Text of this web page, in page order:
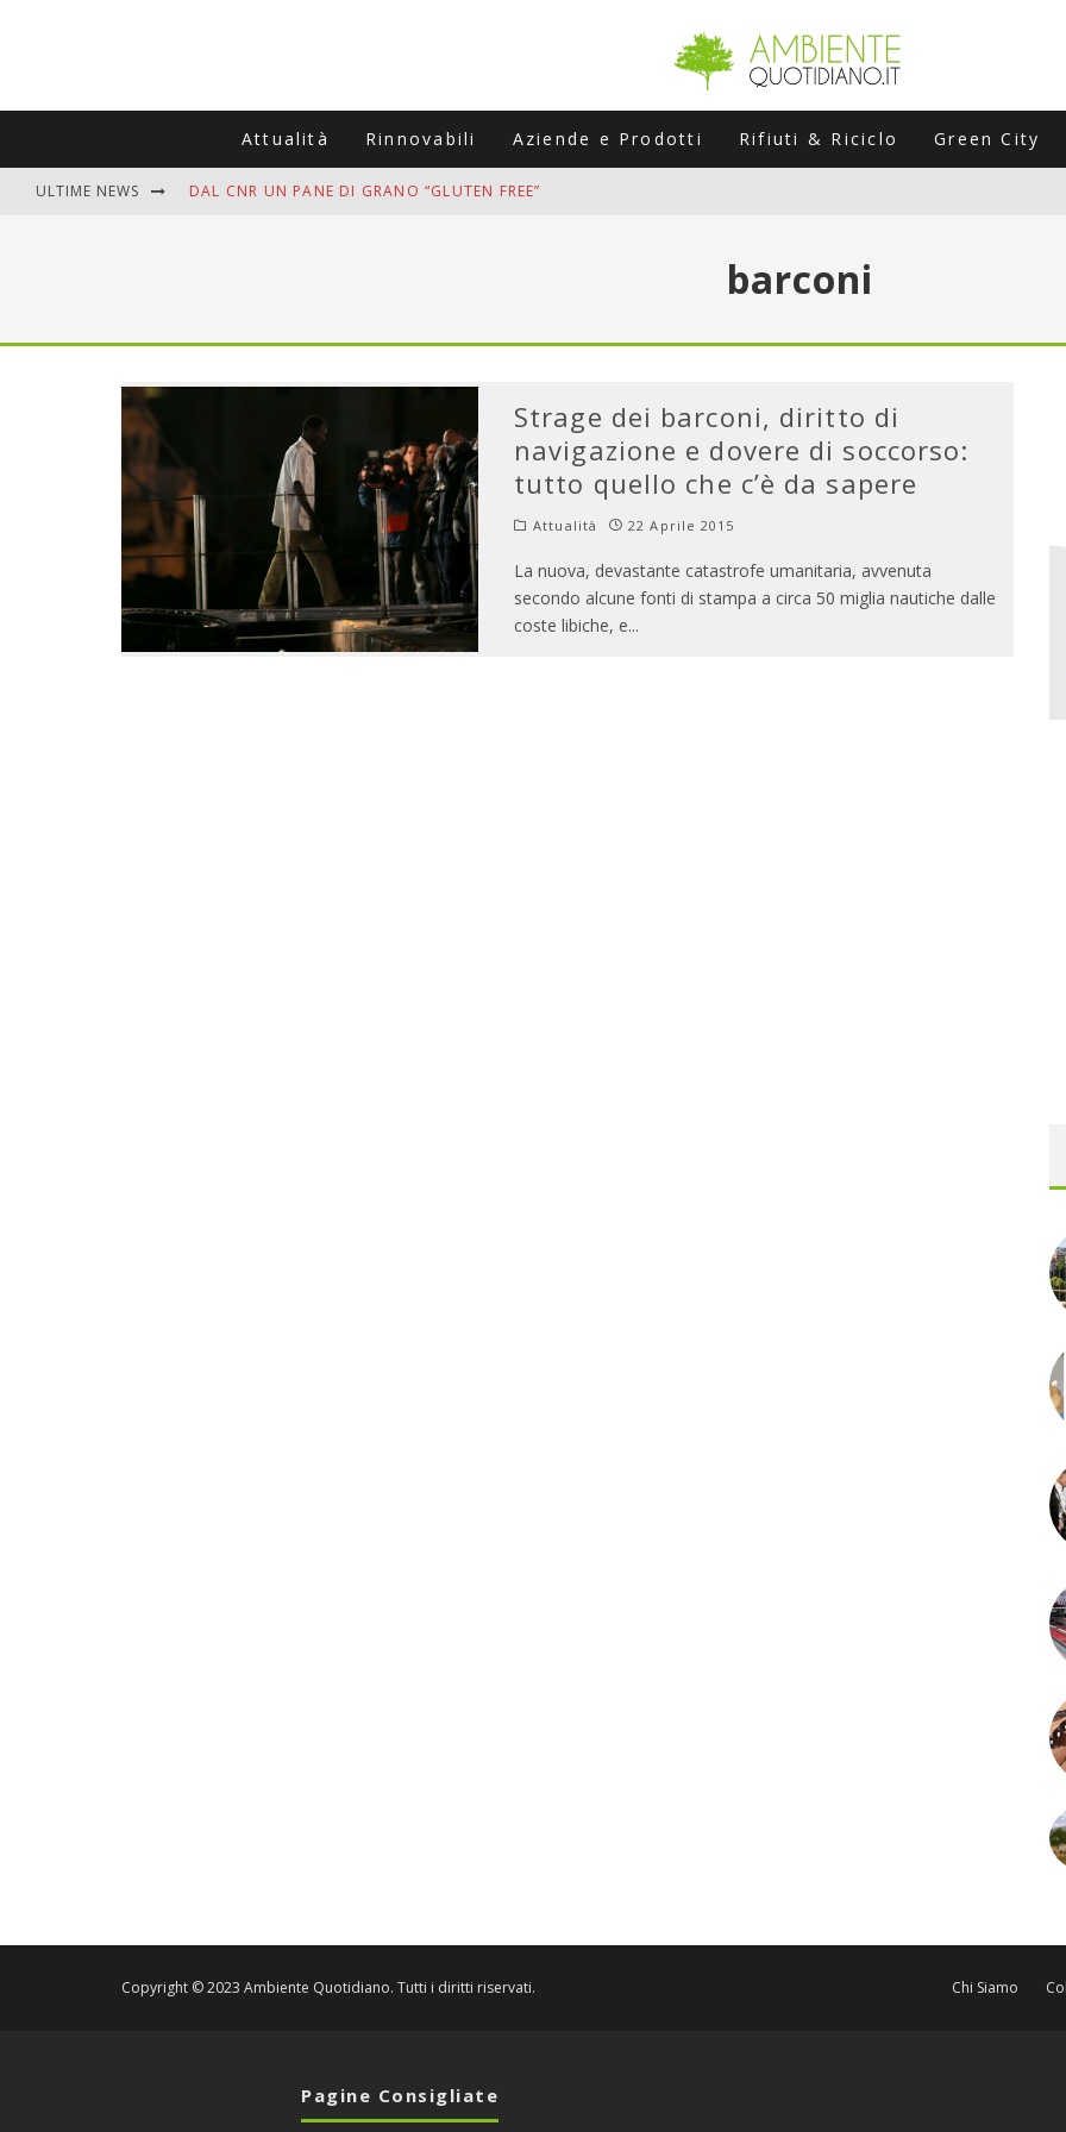
Attualità Rinnovabili Aziende e Prodotti Rifiuti & Riciclo Green City
ULTIME NEWS DAL CNR UN PANE DI GRANO “GLUTEN FREE”
barconi
Strage dei barconi, diritto di
navigazione e dovere di soccorso:
tutto quello che c’è da sapere
Attualità 22 Aprile 2015
La nuova, devastante catastrofe umanitaria, avvenuta
secondo alcune fonti di stampa a circa 50 miglia nautiche dalle
coste libiche, e...
Copyright © 2023 Ambiente Quotidiano. Tutti i diritti riservati. Chi Siamo
Pagine Consigliate